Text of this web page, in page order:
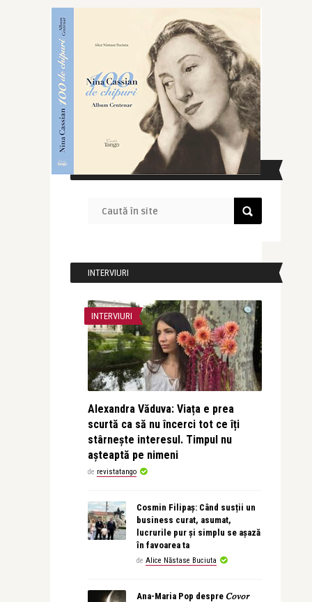
CAUTĂ ÎN SITE
INTERVIURI
INTERVIURI
Alexandra Văduva: Viața e prea
scurtă ca să nu încerci tot ce îți
stârnește interesul. Timpul nu
așteaptă pe nimeni
de revistatango
Cosmin Filipaș: Când susții un
business curat, asumat,
lucrurile pur și simplu se așază
în favoarea ta
de Alice Năstase Buciuta
Ana-Maria Pop despre 𝐶𝑜𝑣𝑜𝑟